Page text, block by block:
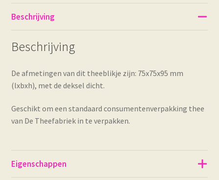
Beschrijving
Beschrijving
De afmetingen van dit theeblikje zijn: 75x75x95 mm
(lxbxh), met de deksel dicht.
Geschikt om een standaard consumentenverpakking thee
van De Theefabriek in te verpakken.
Eigenschappen